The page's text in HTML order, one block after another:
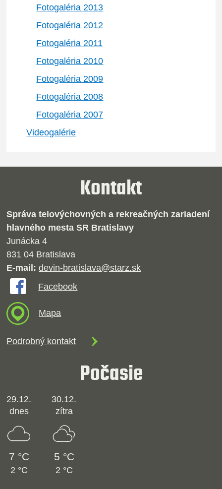
Fotogaléria 2013
Fotogaléria 2012
Fotogaléria 2011
Fotogaléria 2010
Fotogaléria 2009
Fotogaléria 2008
Fotogaléria 2007
Videogalérie
Kontakt
Správa telovýchovných a rekreačných zariadení
hlavného mesta SR Bratislavy
Junácka 4
831 04 Bratislava
E-mail: devin-bratislava@starz.sk
Facebook
Mapa
Podrobný kontakt
Počasie
29.12.
dnes
7 °C
2 °C
30.12.
zítra
5 °C
2 °C